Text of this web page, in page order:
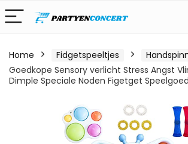
Home Fidgetspeeltjes
Goedkope Sensory verlicht Stress Angst
Dimple Speciale Noden Figetget